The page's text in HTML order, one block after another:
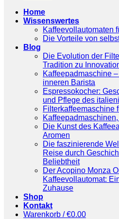
Home
Wissenswertes
Kaffeevollautomaten
Die Vorteile von
Blog
Die Evolution der
Tradition zu
Kaffeepadmaschine
inneren Barista
Espressokocher:
und Pflege des
Filterkaffeemaschine
Die Kunst des
Aromen
Die faszinierende
Reise durch
Beliebtheit
Der Acopino Monza
Kaffeevollautomat:
Zuhause
Shop
Kontakt
Warenkorb /€0.00